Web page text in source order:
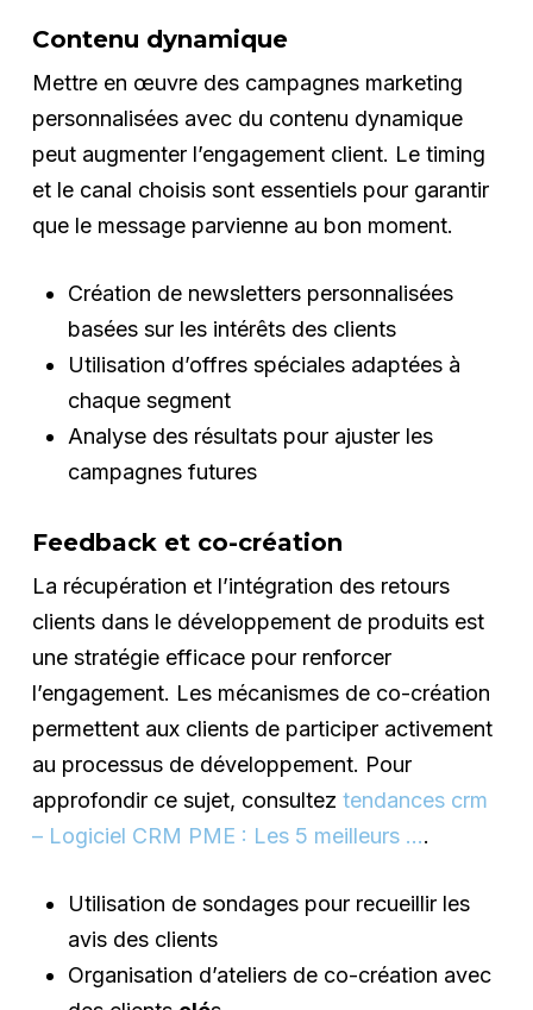
Contenu dynamique
Mettre en œuvre des campagnes marketing
personnalisées avec du contenu dynamique
peut augmenter l’engagement client. Le timing
et le canal choisis sont essentiels pour garantir
que le message parvienne au bon moment.
Création de newsletters personnalisées
basées sur les intérêts des clients
Utilisation d’offres spéciales adaptées à
chaque segment
Analyse des résultats pour ajuster les
campagnes futures
Feedback et co-création
La récupération et l’intégration des retours
clients dans le développement de produits est
une stratégie efficace pour renforcer
l’engagement. Les mécanismes de co-création
permettent aux clients de participer activement
au processus de développement. Pour
approfondir ce sujet, consultez tendances crm
– Logiciel CRM PME : Les 5 meilleurs ….
Utilisation de sondages pour recueillir les
avis des clients
Organisation d’ateliers de co-création avec